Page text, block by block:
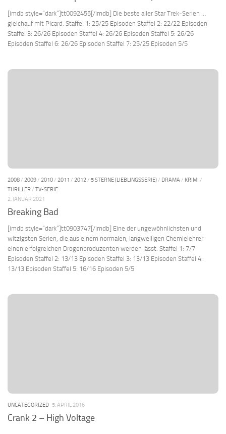
[imdb style=“dark“]tt0092455[/imdb] Die beste aller Star Trek-Serien …
gleichauf mit Picard. Staffel 1: 25/25 Episoden Staffel 2: 22/22 Episoden
Staffel 3: 26/26 Episoden Staffel 4: 26/26 Episoden Staffel 5: 26/26
Episoden Staffel 6: 26/26 Episoden Staffel 7: 25/25 Episoden 5/5
2008 / 2009 / 2010 / 2011 / 2012 / 5 STERNE (LIEBLINGSSERIE) / DRAMA / KRIMI /
THRILLER / TV-SERIE
2. JANUAR 2021
Breaking Bad
[imdb style=“dark“]tt0903747[/imdb] Eine der ungewöhnlichsten und
witzigsten Serien, die aus einem normalen, langweiligen Chemielehrer
einen erfolgreichen Drogenproduzenten werden lässt. Staffel 1: 7/7
Episoden Staffel 2: 13/13 Episoden Staffel 3: 13/13 Episoden Staffel 4:
13/13 Episoden Staffel 5: 16/16 Episoden 5/5
UNCATEGORIZED 5. APRIL 2016
Crank 2 – High Voltage